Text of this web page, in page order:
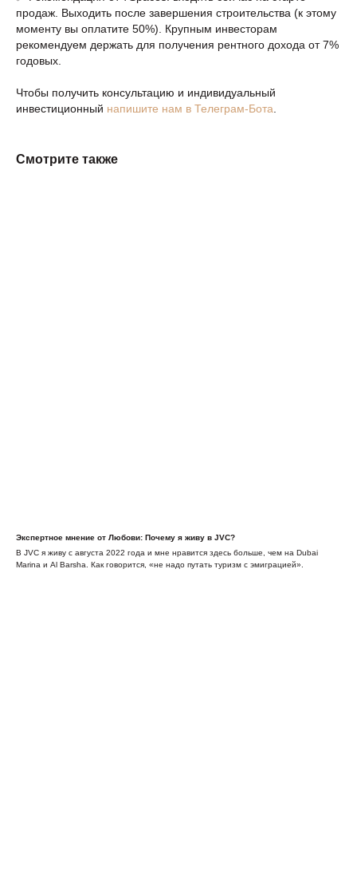
продаж. Выходить после завершения строительства (к этому
моменту вы оплатите 50%). Крупным инвесторам
рекомендуем держать для получения рентного дохода от 7%
годовых.
Чтобы получить консультацию и индивидуальный
инвестиционный напишите нам в Телеграм-Бота
Смотрите также
Экспертное мнение от Любови: Почему я живу в JVC?
В JVC я живу с августа 2022 года и мне нравится здесь больше, чем на Dubai
Marina и Al Barsha. Как говорится, «не надо путать туризм с эмиграцией».